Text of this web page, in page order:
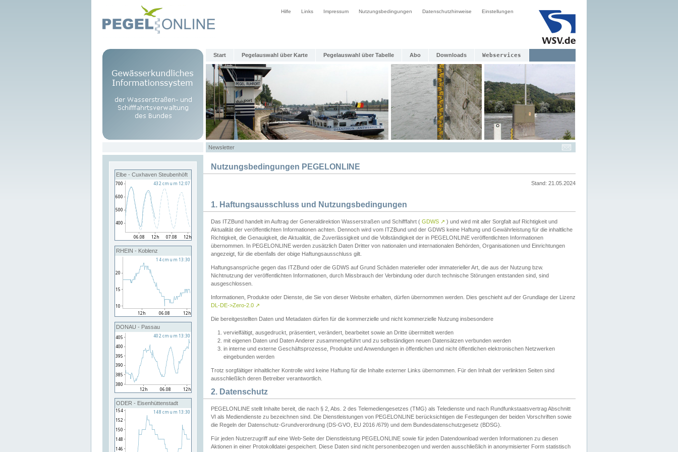
Hilfe Links Impressum Nutzungsbedingungen Datenschutzhinweise Einstellungen
Start Pegelauswahl über Karte Pegelauswahl über Tabelle Abo Downloads Webservices
Newsletter
Elbe - Cuxhaven Steubenhöft
RHEIN - Koblenz
DONAU - Passau
ODER - Eisenhüttenstadt
Nutzungsbedingungen PEGELONLINE
Stand: 21.05.2024
1. Haftungsausschluss und Nutzungsbedingungen
Das ITZBund handelt im Auftrag der Generaldirektion Wasserstraßen und Schifffahrt ( GDWS ↗ ) und wird mit aller Sorgfalt auf Richtigkeit und
Aktualität der veröffentlichten Informationen achten. Dennoch wird vom ITZBund und der GDWS keine Haftung und Gewährleistung für die inhaltliche
Richtigkeit, die Genauigkeit, die Aktualität, die Zuverlässigkeit und die Vollständigkeit der in PEGELONLINE veröffentlichten Informationen
übernommen. In PEGELONLINE werden zusätzlich Daten Dritter von nationalen und internationalen Behörden, Organisationen und Einrichtungen
angezeigt, für die ebenfalls der obige Haftungsausschluss gilt.
Haftungsansprüche gegen das ITZBund oder die GDWS auf Grund Schäden materieller oder immaterieller Art, die aus der Nutzung bzw.
Nichtnutzung der veröffentlichten Informationen, durch Missbrauch der Verbindung oder durch technische Störungen entstanden sind, sind
ausgeschlossen.
Informationen, Produkte oder Dienste, die Sie von dieser Website erhalten, dürfen übernommen werden. Dies geschieht auf der Grundlage der Lizenz
DL-DE->Zero-2.0 ↗
Die bereitgestellten Daten und Metadaten dürfen für die kommerzielle und nicht kommerzielle Nutzung insbesondere
vervielfältigt, ausgedruckt, präsentiert, verändert, bearbeitet sowie an Dritte übermittelt werden
mit eigenen Daten und Daten Anderer zusammengeführt und zu selbständigen neuen Datensätzen verbunden werden
in interne und externe Geschäftsprozesse, Produkte und Anwendungen in öffentlichen und nicht öffentlichen elektronischen Netzwerken
eingebunden werden
Trotz sorgfältiger inhaltlicher Kontrolle wird keine Haftung für die Inhalte externer Links übernommen. Für den Inhalt der verlinkten Seiten sind
ausschließlich deren Betreiber verantwortlich.
2. Datenschutz
PEGELONLINE stellt Inhalte bereit, die nach § 2, Abs. 2 des Telemediengesetzes (TMG) als Teledienste und nach Rundfunkstaatsvertrag Abschnitt
VI als Mediendienste zu bezeichnen sind. Die Dienstleistungen von PEGELONLINE berücksichtigen die Festlegungen der beiden Vorschriften sowie
die Regeln der Datenschutz-Grundverordnung (DS-GVO, EU 2016 /679) und dem Bundesdatenschutzgesetz (BDSG).
Für jeden Nutzerzugriff auf eine Web-Seite der Dienstleistung PEGELONLINE sowie für jeden Datendownload werden Informationen zu diesen
Aktionen in einer Protokolldatei gespeichert. Diese Daten sind nicht personenbezogen und werden ausschließlich in anonymisierter Form statistisch